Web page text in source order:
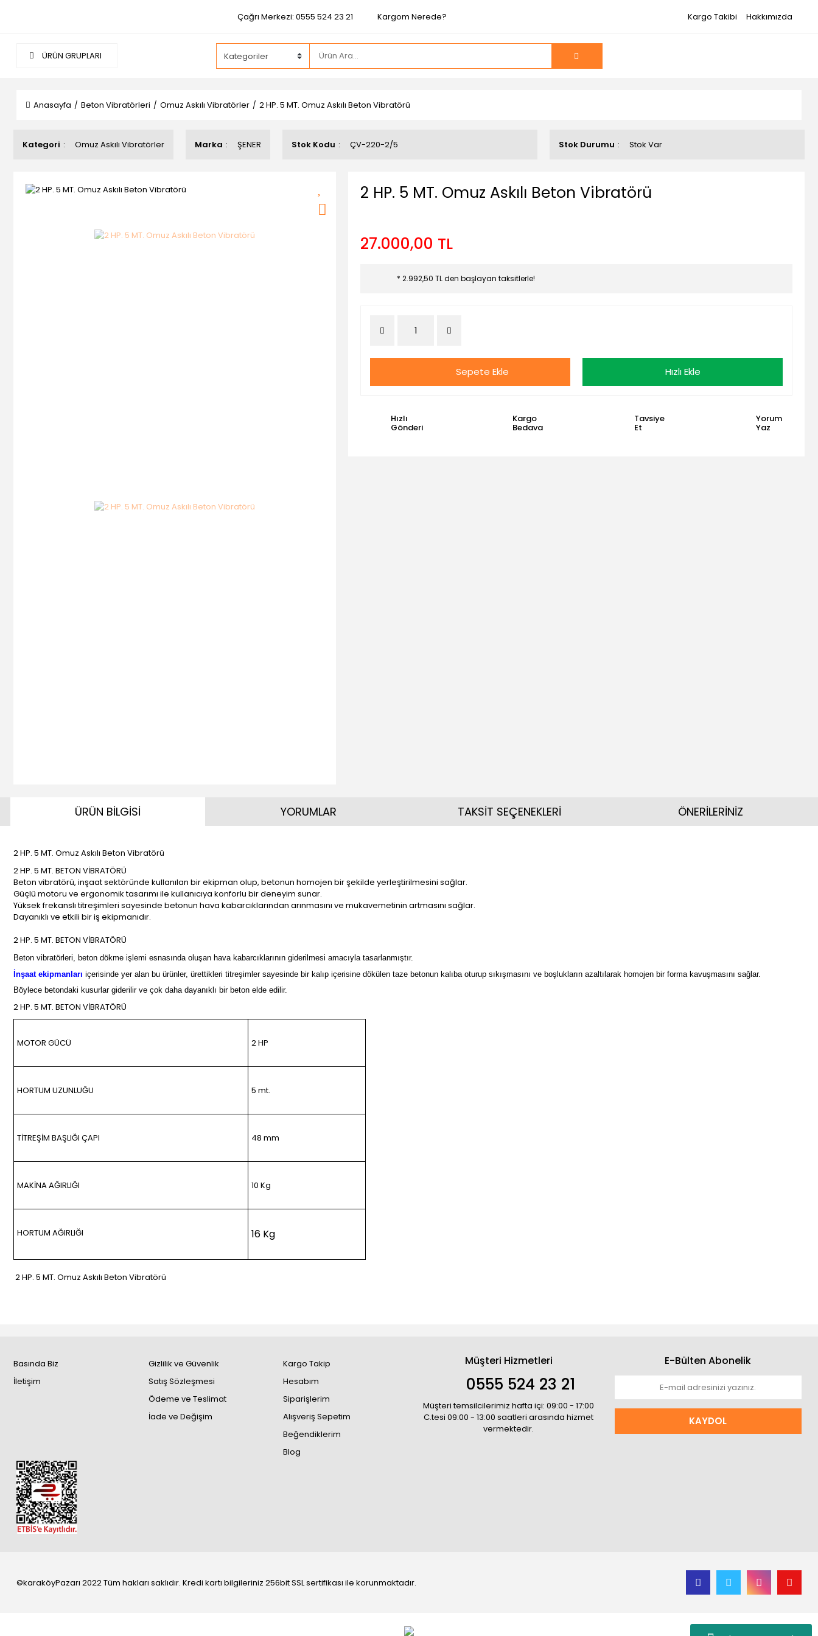
Çağrı Merkezi: 0555 524 23 21 Kargom Nerede? Kargo Takibi Hakkımızda
ÜRÜN GRUPLARI
Anasayfa Beton Vibratörleri Omuz Askılı Vibratörler 2 HP. 5 MT. Omuz Askılı Beton Vibratörü
Kategori Omuz Askılı Vibratörler Marka ŞENER Stok Kodu ÇV-220-2/5 Stok Durumu Stok Var
2 HP. 5 MT. Omuz Askılı Beton Vibratörü
27.000,00 TL
* 2.992,50 TL den başlayan taksitlerle!
Sepete Ekle Hızlı Ekle
Hızlı
Gönderi
Kargo
Bedava
Tavsiye
Et
Yorum
Yaz
ÜRÜN BİLGİSİ
2 HP. 5 MT. Omuz Askılı Beton Vibratörü
2 HP. 5 MT. BETON VİBRATÖRÜ
Beton vibratörü, inşaat sektöründe kullanılan bir ekipman olup, betonun homojen bir şekilde yerleştirilmesini sağlar.
Güçlü motoru ve ergonomik tasarımı ile kullanıcıya konforlu bir deneyim sunar.
Yüksek frekanslı titreşimleri sayesinde betonun hava kabarcıklarından arınmasını ve mukavemetinin artmasını sağlar.
Dayanıklı ve etkili bir iş ekipmanıdır.
2 HP. 5 MT. BETON VİBRATÖRÜ
Beton vibratörleri, beton dökme işlemi esnasında oluşan hava kabarcıklarının giderilmesi amacıyla tasarlanmıştır.
İnşaat ekipmanları içerisinde yer alan bu ürünler, ürettikleri titreşimler sayesinde bir kalıp içerisine dökülen taze betonun kalıba oturup sıkışmasını ve boşlukların azaltılarak homojen bir forma kavuşmasını sağlar.
Böylece betondaki kusurlar giderilir ve çok daha dayanıklı bir beton elde edilir.
2 HP. 5 MT. BETON VİBRATÖRÜ
MOTOR GÜCÜ 2 HP
HORTUM UZUNLUĞU 5 mt.
TİTREŞİM BAŞLIĞI ÇAPI 48 mm
MAKİNA AĞIRLIĞI 10 Kg
HORTUM AĞIRLIĞI 16 Kg
2 HP. 5 MT. Omuz Askılı Beton Vibratörü
YORUMLAR TAKSİT SEÇENEKLERİ ÖNERİLERİNİZ
Basında Biz
İletişim
Gizlilik ve Güvenlik
Satış Sözleşmesi
Ödeme ve Teslimat
İade ve Değişim
Kargo Takip
Hesabım
Siparişlerim
Alışveriş Sepetim
Beğendiklerim
Blog
Müşteri Hizmetleri
0555 524 23 21
Müşteri temsilcilerimiz hafta içi: 09:00 - 17:00
C.tesi 09:00 - 13:00 saatleri arasında hizmet
vermektedir.
E-Bülten Abonelik
KAYDOL
©karaköyPazarı 2022 Tüm hakları saklıdır. Kredi kartı bilgileriniz 256bit SSL sertifikası ile korunmaktadır.